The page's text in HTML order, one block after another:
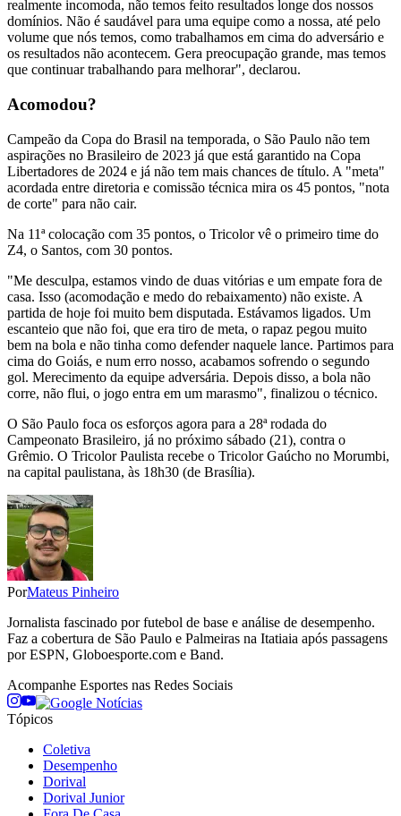
realmente incomoda, não temos feito resultados longe dos nossos
domínios. Não é saudável para uma equipe como a nossa, até pelo
volume que nós temos, como trabalhamos em cima do adversário e
os resultados não acontecem. Gera preocupação grande, mas temos
que continuar trabalhando para melhorar", declarou.
Acomodou?
Campeão da Copa do Brasil na temporada, o São Paulo não tem
aspirações no Brasileiro de 2023 já que está garantido na Copa
Libertadores de 2024 e já não tem mais chances de título. A "meta"
acordada entre diretoria e comissão técnica mira os 45 pontos, "nota
de corte" para não cair.
Na 11ª colocação com 35 pontos, o Tricolor vê o primeiro time do
Z4, o Santos, com 30 pontos.
"Me desculpa, estamos vindo de duas vitórias e um empate fora de
casa. Isso (acomodação e medo do rebaixamento) não existe. A
partida de hoje foi muito bem disputada. Estávamos ligados. Um
escanteio que não foi, que era tiro de meta, o rapaz pegou muito
bem na bola e não tinha como defender naquele lance. Partimos para
cima do Goiás, e num erro nosso, acabamos sofrendo o segundo
gol. Merecimento da equipe adversária. Depois disso, a bola não
corre, não flui, o jogo entra em um marasmo", finalizou o técnico.
O São Paulo foca os esforços agora para a 28ª rodada do
Campeonato Brasileiro, já no próximo sábado (21), contra o
Grêmio. O Tricolor Paulista recebe o Tricolor Gaúcho no Morumbi,
na capital paulistana, às 18h30 (de Brasília).
PorMateus Pinheiro
Jornalista fascinado por futebol de base e análise de desempenho.
Faz a cobertura de São Paulo e Palmeiras na Itatiaia após passagens
por ESPN, Globoesporte.com e Band.
Acompanhe Esportes nas Redes Sociais
Tópicos
Coletiva
Desempenho
Dorival
Dorival Junior